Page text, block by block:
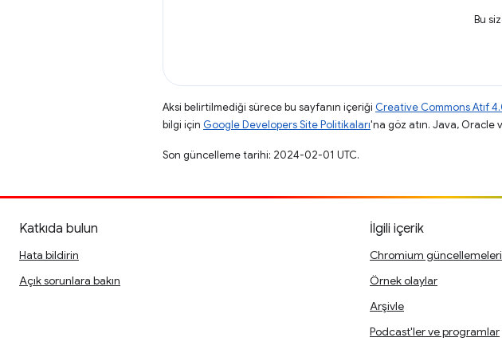
Bu
Aksi belirtilmediği sürece bu sayfanın içeriği Creative Commons Atıf
bilgi için Google Developers Site Politikaları'na göz atın. Java, Oracle
Son güncelleme tarihi: 2024-02-01 UTC.
Katkıda bulun
Hata bildirin
Açık sorunlara bakın
İlgili içerik
Chromium güncellemeleri
Örnek olaylar
Arşivle
Podcast'ler ve programlar